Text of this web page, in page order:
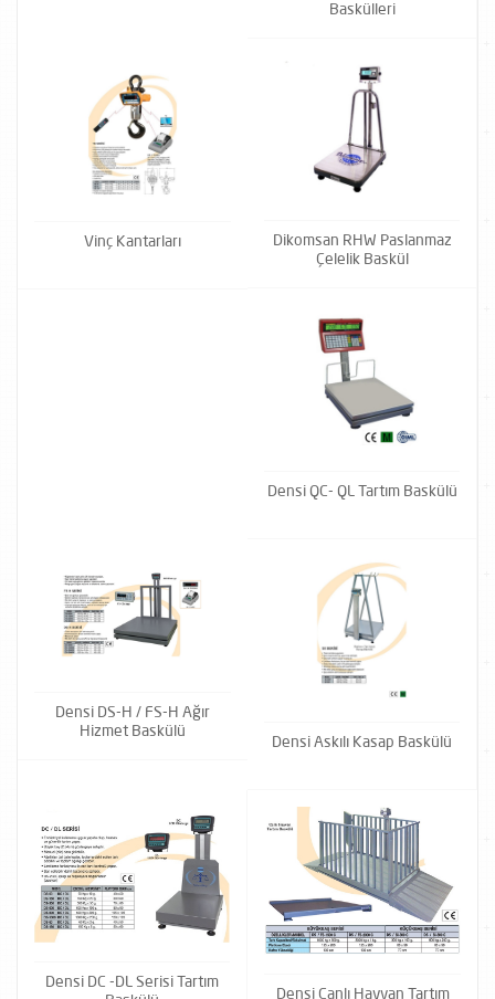
Baskülleri
Vinç Kantarları
Dikomsan RHW Paslanmaz
Çelelik Baskül
Densi QC- QL Tartım Baskülü
Densi DS-H / FS-H Ağır
Hizmet Baskülü
Densi Askılı Kasap Baskülü
Densi DC -DL Serisi Tartım
Densi Canlı Hayvan Tartım